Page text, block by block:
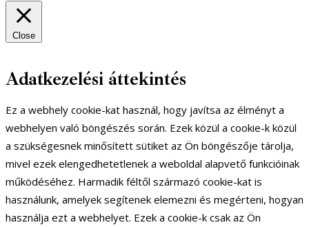
Close
Adatkezelési áttekintés
Ez a webhely cookie-kat használ, hogy javítsa az élményt a
webhelyen való böngészés során. Ezek közül a cookie-k közül
a szükségesnek minősített sütiket az Ön böngészője tárolja,
mivel ezek elengedhetetlenek a weboldal alapvető funkcióinak
működéséhez. Harmadik féltől származó cookie-kat is
használunk, amelyek segítenek elemezni és megérteni, hogyan
használja ezt a webhelyet. Ezek a cookie-k csak az Ön